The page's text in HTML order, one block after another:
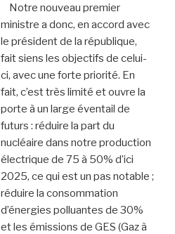
Notre nouveau premier
ministre a donc, en accord avec
le président de la république,
fait siens les objectifs de celui-
ci, avec une forte priorité. En
fait, c’est très limité et ouvre la
porte à un large éventail de
futurs : réduire la part du
nucléaire dans notre production
électrique de 75 à 50% d’ici
2025, ce qui est un pas notable ;
réduire la consommation
d’énergies polluantes de 30%
et les émissions de GES (Gaz à